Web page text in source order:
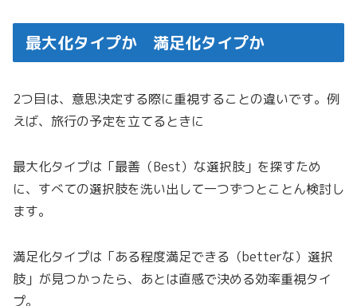
最大化タイプか 満足化タイプか
2つ目は、意思決定する際に重視することの違いです。例
えば、旅行の予定を立てるときに
最大化タイプは「最善（Best）な選択肢」を探すため
に、すべての選択肢を洗い出して一つずつとことん検討し
ます。
満足化タイプは「ある程度満足できる（betterな）選択
肢」が見つかったら、あとは直感で決める効率重視タイ
プ。